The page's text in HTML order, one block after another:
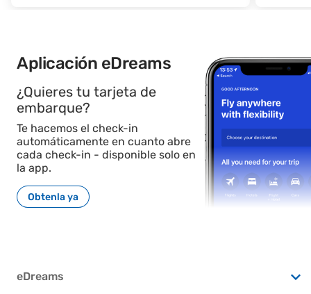
Aplicación eDreams
¿Quieres tu tarjeta de
embarque?
Te hacemos el check-in
automáticamente en cuanto abre
cada check-in - disponible solo en
la app.
Obtenla ya
eDreams